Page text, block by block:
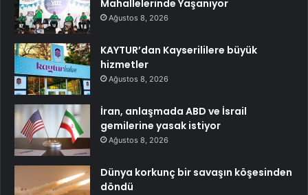
Mahallelerinde Yaşanıyor
Ağustos 8, 2026
KAYTUR’dan Kayserililere büyük
hizmetler
Ağustos 8, 2026
İran, anlaşmada ABD ve İsrail
gemilerine yasak istiyor
Ağustos 8, 2026
Dünya korkunç bir savaşın köşesinden
döndü